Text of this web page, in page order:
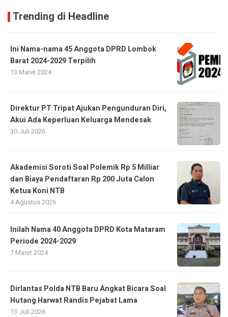
Trending di Headline
Ini Nama-nama 45 Anggota DPRD Lombok
Barat 2024-2029 Terpilih
13 Maret 2024
Direktur PT Tripat Ajukan Pengunduran Diri,
Akui Ada Keperluan Keluarga Mendesak
30 Juli 2026
Akademisi Soroti Soal Polemik Rp 5 Milliar
dan Biaya Pendaftaran Rp 200 Juta Calon
Ketua Koni NTB
4 Agustus 2026
Inilah Nama 40 Anggota DPRD Kota Mataram
Periode 2024-2029
7 Maret 2024
Dirlantas Polda NTB Baru Angkat Bicara Soal
Hutang Harwat Randis Pejabat Lama
13 Juli 2026